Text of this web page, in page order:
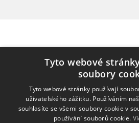
Tyto webové
soubory
Tyto webové stránky používají
uživatelského zážitku. Používáním
souhlasíte se všemi soubory cookie v
používání souborů cookie.